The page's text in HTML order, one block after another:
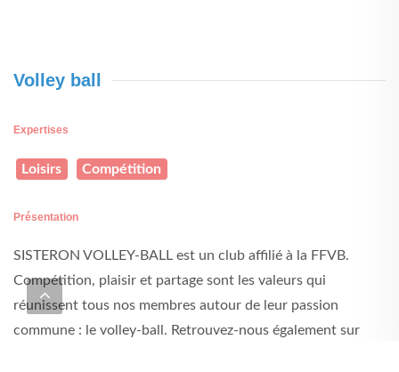
Volley ball
Expertises
Loisirs Compétition
Présentation
SISTERON VOLLEY-BALL est un club affilié à la FFVB.
Compétition, plaisir et partage sont les valeurs qui
réunissent tous nos membres autour de leur passion
commune : le volley-ball. Retrouvez-nous également sur